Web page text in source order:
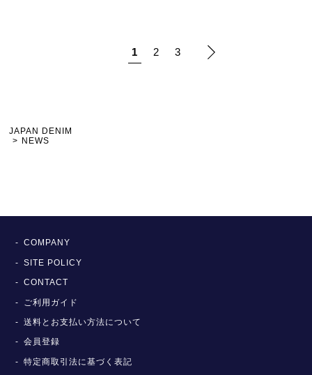
1 2 3
JAPAN DENIM
NEWS
COMPANY
SITE POLICY
CONTACT
ご利用ガイド
送料とお支払い方法について
会員登録
特定商取引法に基づく表記